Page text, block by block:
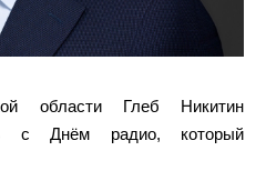
области Глеб Никитин
с Днём радио, который